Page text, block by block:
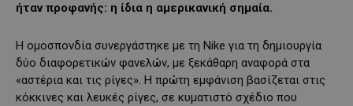
ήταν προφανής: η ίδια η αμερικανική σημαία.
Η ομοσπονδία συνεργάστηκε με τη Nike για τη δημιουργία
δύο διαφορετικών φανελών, με ξεκάθαρη αναφορά στα
«αστέρια και τις ρίγες». Η πρώτη εμφάνιση βασίζεται στις
κόκκινες και λευκές ρίγες, σε κυματιστό σχέδιο που